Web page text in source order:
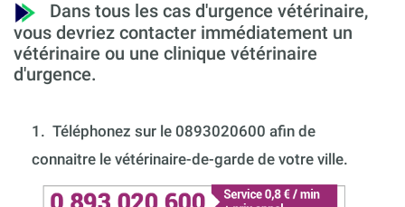
Dans tous les cas d'urgence vétérinaire,
vous devriez contacter immédiatement un
vétérinaire ou une clinique vétérinaire
d'urgence.
1. Téléphonez sur le 0893020600 afin de
connaitre le vétérinaire-de-garde de votre ville.